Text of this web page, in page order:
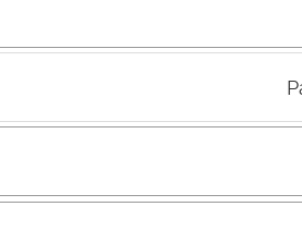
Os